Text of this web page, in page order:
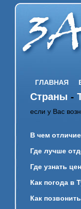
ГЛАВНАЯ
Страны -
если у Вас
В чем
Где лучше
Где узнать
Как погода в
Как